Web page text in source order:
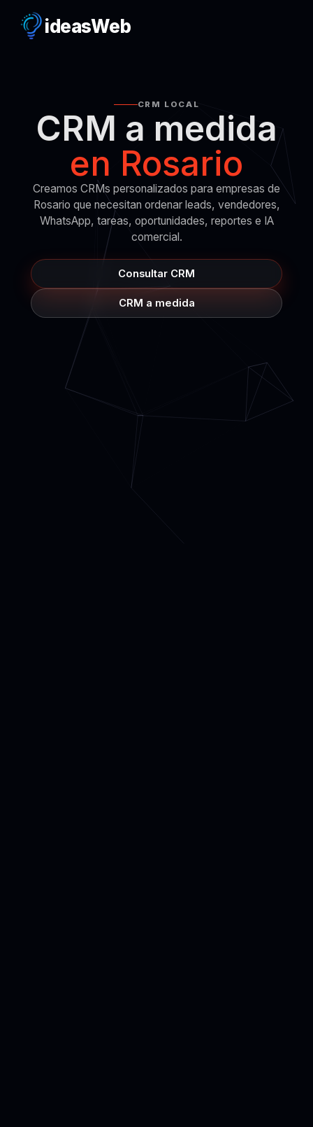
ideasWeb
CRM LOCAL
CRM a medida
en Rosario
Creamos CRMs personalizados para empresas de
Rosario que necesitan ordenar leads, vendedores,
WhatsApp, tareas, oportunidades, reportes e IA
comercial.
Consultar CRM
CRM a medida